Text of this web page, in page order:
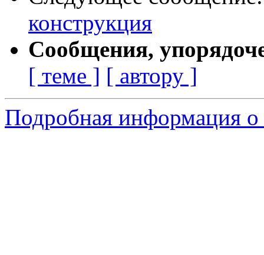
конструкция
Сообщения,
[ теме ] [ автору ]
Подробная информация